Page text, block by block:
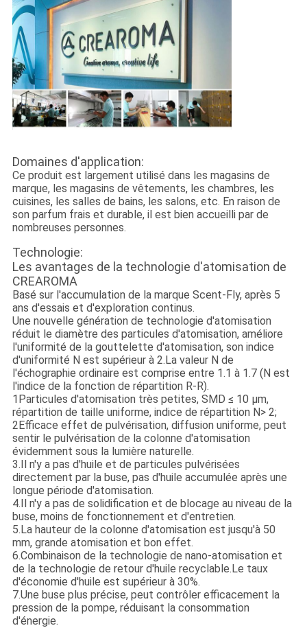
Domaines d'application:
Ce produit est largement utilisé dans les magasins de
marque, les magasins de vêtements, les chambres, les
cuisines, les salles de bains, les salons, etc. En raison de
son parfum frais et durable, il est bien accueilli par de
nombreuses personnes.
Technologie:
Les avantages de la technologie d'atomisation de
CREAROMA
Basé sur l'accumulation de la marque Scent-Fly, après 5
ans d'essais et d'exploration continus.
Une nouvelle génération de technologie d'atomisation
réduit le diamètre des particules d'atomisation, améliore
l'uniformité de la gouttelette d'atomisation, son indice
d'uniformité N est supérieur à 2.La valeur N de
l'échographie ordinaire est comprise entre 1.1 à 1.7 (N est
l'indice de la fonction de répartition R-R).
1Particules d'atomisation très petites, SMD ≤ 10 μm,
répartition de taille uniforme, indice de répartition N> 2;
2Efficace effet de pulvérisation, diffusion uniforme, peut
sentir le pulvérisation de la colonne d'atomisation
évidemment sous la lumière naturelle.
3.Il n'y a pas d'huile et de particules pulvérisées
directement par la buse, pas d'huile accumulée après une
longue période d'atomisation.
4.Il n'y a pas de solidification et de blocage au niveau de la
buse, moins de fonctionnement et d'entretien.
5.La hauteur de la colonne d'atomisation est jusqu'à 50
mm, grande atomisation et bon effet.
6.Combinaison de la technologie de nano-atomisation et
de la technologie de retour d'huile recyclable.Le taux
d'économie d'huile est supérieur à 30%.
7.Une buse plus précise, peut contrôler efficacement la
pression de la pompe, réduisant la consommation
d'énergie.